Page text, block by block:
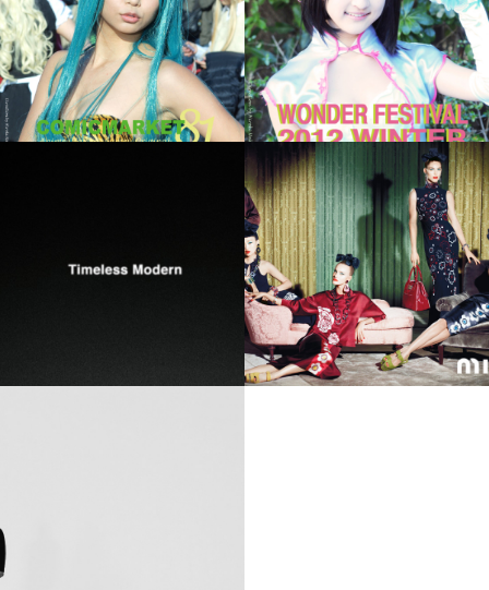
COSPLAY JAPAN